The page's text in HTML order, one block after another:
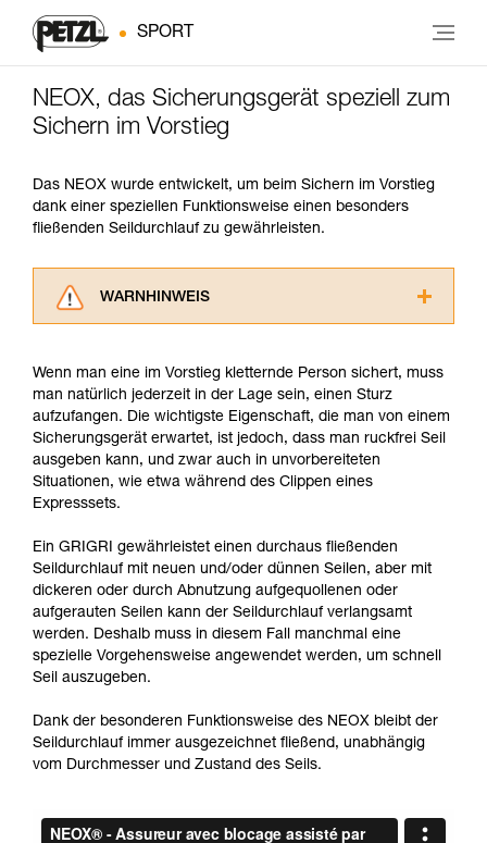
SPORT
NEOX, das Sicherungsgerät speziell zum
Sichern im Vorstieg
Das NEOX wurde entwickelt, um beim Sichern im Vorstieg
dank einer speziellen Funktionsweise einen besonders
fließenden Seildurchlauf zu gewährleisten.
WARNHINWEIS
aufmerksam durch, bevor Sie diesen zu Rate
ziehen. Um diese Zusatzinformationen
verstehen zu können, müssen Sie zuerst die in
der Gebrauchsanweisung enthaltenen
Informationen richtig verstanden haben.
Die Beherrschung dieser Techniken setzt eine
entsprechende Ausbildung und ein spezielles
einem Profi, ob Sie in der Lage sind, den
Vorgang alleine sicher zu wiederholen, bevor
Sie ihn eigenständig durchführen.
Wir geben Beispiele für die mit Ihrer Aktivität
verbundenen Techniken. Möglicherweise gibt es
noch andere Techniken, die hier nicht
beschrieben werden.
Wenn man eine im Vorstieg kletternde Person sichert, muss
man natürlich jederzeit in der Lage sein, einen Sturz
aufzufangen. Die wichtigste Eigenschaft, die man von einem
Sicherungsgerät erwartet, ist jedoch, dass man ruckfrei Seil
ausgeben kann, und zwar auch in unvorbereiteten
Situationen, wie etwa während des Clippen eines
Expresssets.
Ein GRIGRI gewährleistet einen durchaus fließenden
Seildurchlauf mit neuen und/oder dünnen Seilen, aber mit
dickeren oder durch Abnutzung aufgequollenen oder
aufgerauten Seilen kann der Seildurchlauf verlangsamt
werden. Deshalb muss in diesem Fall manchmal eine
spezielle Vorgehensweise angewendet werden, um schnell
Seil auszugeben.
Dank der besonderen Funktionsweise des NEOX bleibt der
Seildurchlauf immer ausgezeichnet fließend, unabhängig
vom Durchmesser und Zustand des Seils.